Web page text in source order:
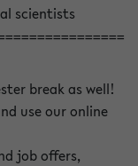
scientists
break as well!
use our online
job offers,